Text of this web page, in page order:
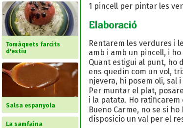
Tomàquets farcits
d'estiu
Salsa espanyola
La samfaina
1 pincell per pintar les
Elaboració
Rentarem les verdures i
amb i amb un pincell, i
Quant estigui al punt, ho
ens quedin com un vol,
njevera, hi posem oli, sal
Per muntar el plat,
i la patata. Ho
Bueno Carme, no se si
disposicio un val per el